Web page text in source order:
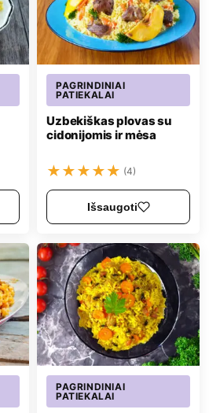
PAGRINDINIAI
PATIEKALAI
Uzbekiškas plovas su
cidonijomis ir mėsa
★★★★★ (4)
Išsaugoti
PAGRINDINIAI
PATIEKALAI